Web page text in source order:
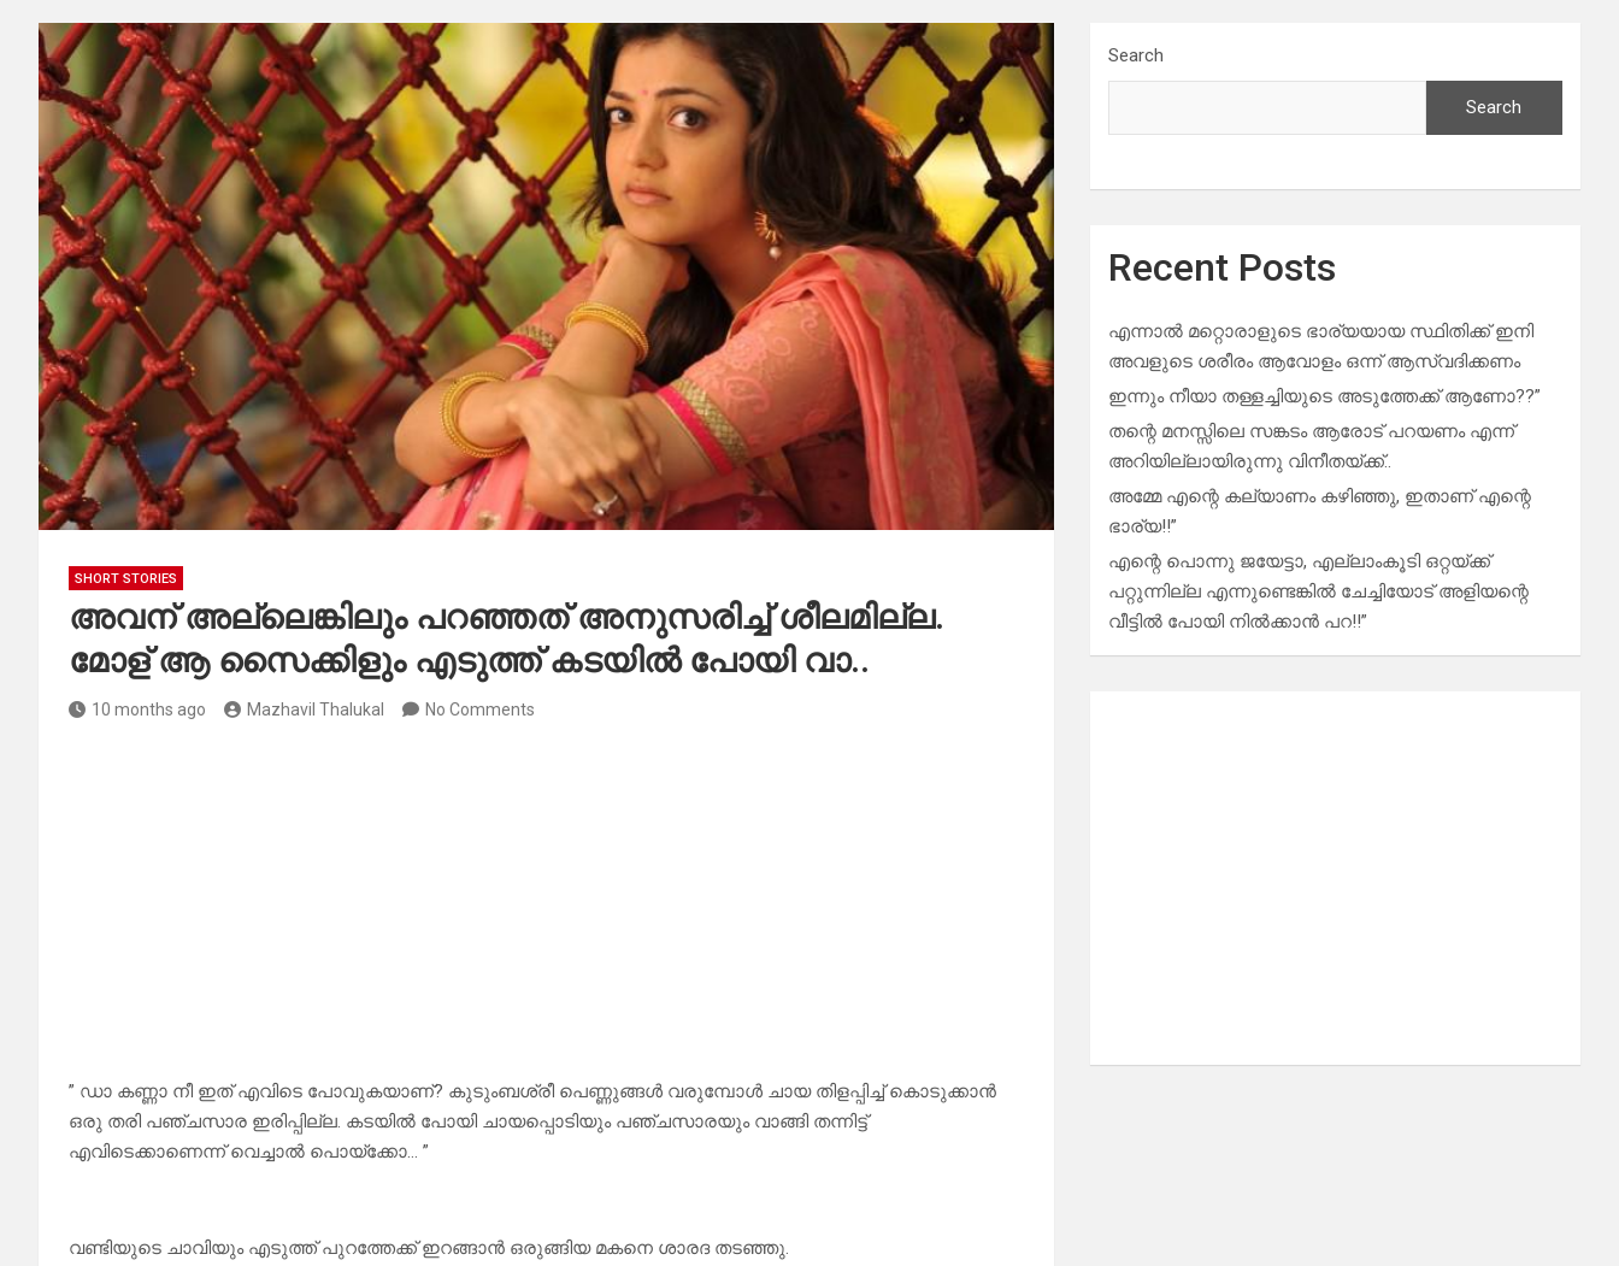
SHORT STORIES
അവന് അല്ലെങ്കിലും പറഞ്ഞത് അനുസരിച്ച് ശീലമില്ല.
മോള് ആ സൈക്കിളും എടുത്ത് കടയിൽ പോയി വാ..
10 months ago Mazhavil Thalukal No Comments
” ഡാ കണ്ണാ നീ ഇത് എവിടെ പോവുകയാണ്? കുടുംബശ്രീ പെണ്ണുങ്ങൾ വരുമ്പോൾ ചായ തിളപ്പിച്ച് കൊടുക്കാൻ
ഒരു തരി പഞ്ചസാര ഇരിപ്പില്ല. കടയിൽ പോയി ചായപ്പൊടിയും പഞ്ചസാരയും വാങ്ങി തന്നിട്ട്
എവിടെക്കാണെന്ന് വെച്ചാൽ പൊയ്ക്കോ… ”
വണ്ടിയുടെ ചാവിയും എടുത്ത് പുറത്തേക്ക് ഇറങ്ങാൻ ഒരുങ്ങിയ മകനെ ശാരദ തടഞ്ഞു.
Search
Search
Recent Posts
എന്നാൽ മറ്റൊരാളുടെ ഭാര്യയായ സ്ഥിതിക്ക് ഇനി
അവളുടെ ശരീരം ആവോളം ഒന്ന് ആസ്വദിക്കണം
ഇന്നും നീയാ തള്ളച്ചിയുടെ അടുത്തേക്ക് ആണോ??”
തന്റെ മനസ്സിലെ സങ്കടം ആരോട് പറയണം എന്ന്
അറിയില്ലായിരുന്നു വിനീതയ്ക്ക്..
അമ്മേ എന്റെ കല്യാണം കഴിഞ്ഞു, ഇതാണ് എന്റെ
ഭാര്യ!!”
എന്റെ പൊന്നു ജയേട്ടാ, എല്ലാംകൂടി ഒറ്റയ്ക്ക്
പറ്റുന്നില്ല എന്നുണ്ടെങ്കിൽ ചേച്ചിയോട് അളിയന്റെ
വീട്ടിൽ പോയി നിൽക്കാൻ പറ!!”